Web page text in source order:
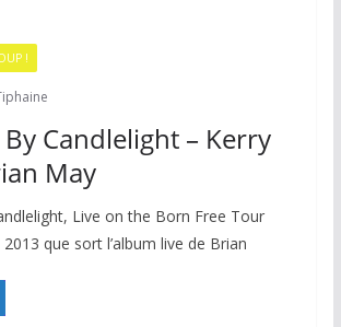
!
Candlelight – Kerry
May
Live on the Born Free Tour
2013 que sort l’album live de Brian